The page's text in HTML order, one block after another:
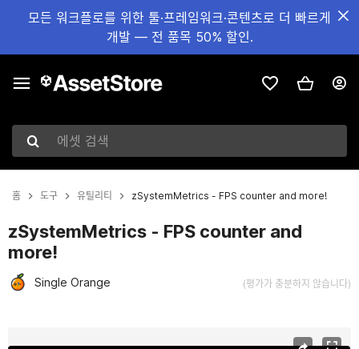
모든 워크플로를 위한 툴·프레임워크·콘텐츠로 더 빠르게
개발 — 전 품목 50% 할인.
에셋 검색
홈 도구 유틸리티 zSystemMetrics - FPS counter and more!
zSystemMetrics - FPS counter and
more!
Single Orange (평가가 충분하지 않습니다)